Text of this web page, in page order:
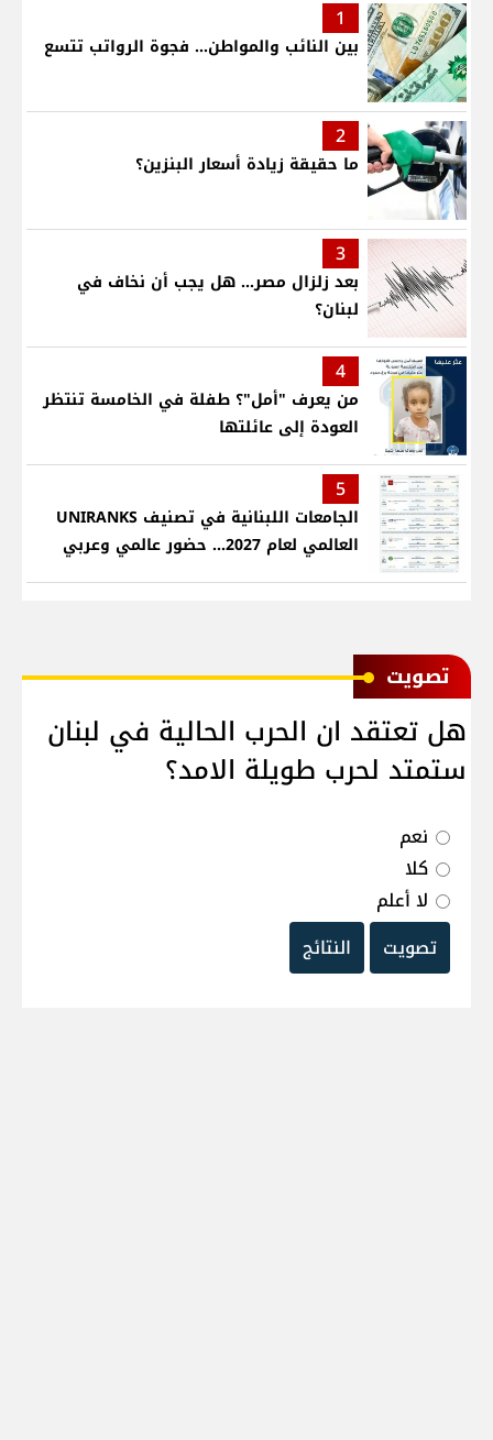
1
بين النائب والمواطن... فجوة الرواتب تتسع
2
ما حقيقة زيادة أسعار البنزين؟
3
بعد زلزال مصر... هل يجب أن نخاف في
لبنان؟
4
من يعرف "أمل"؟ طفلة في الخامسة تنتظر
العودة إلى عائلتها
5
الجامعات اللبنانية في تصنيف UNIRANKS
العالمي لعام 2027... حضور عالمي وعربي
ﺗﺼﻮﻳﺖ
هل تعتقد ان الحرب الحالية في لبنان
ستمتد لحرب طويلة الامد؟
نعم
كلا
لا أعلم
تصويت
النتائج